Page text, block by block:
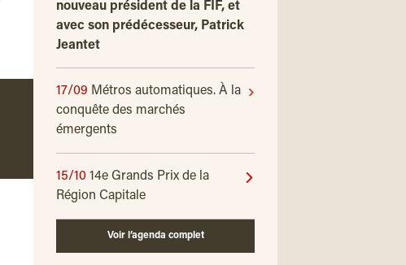
nouveau président de la FIF, et
avec son prédécesseur, Patrick
Jeantet
17/09 Métros automatiques. À la
conquête des marchés
émergents
15/10 14e Grands Prix de la
Région Capitale
Voir l’agenda complet